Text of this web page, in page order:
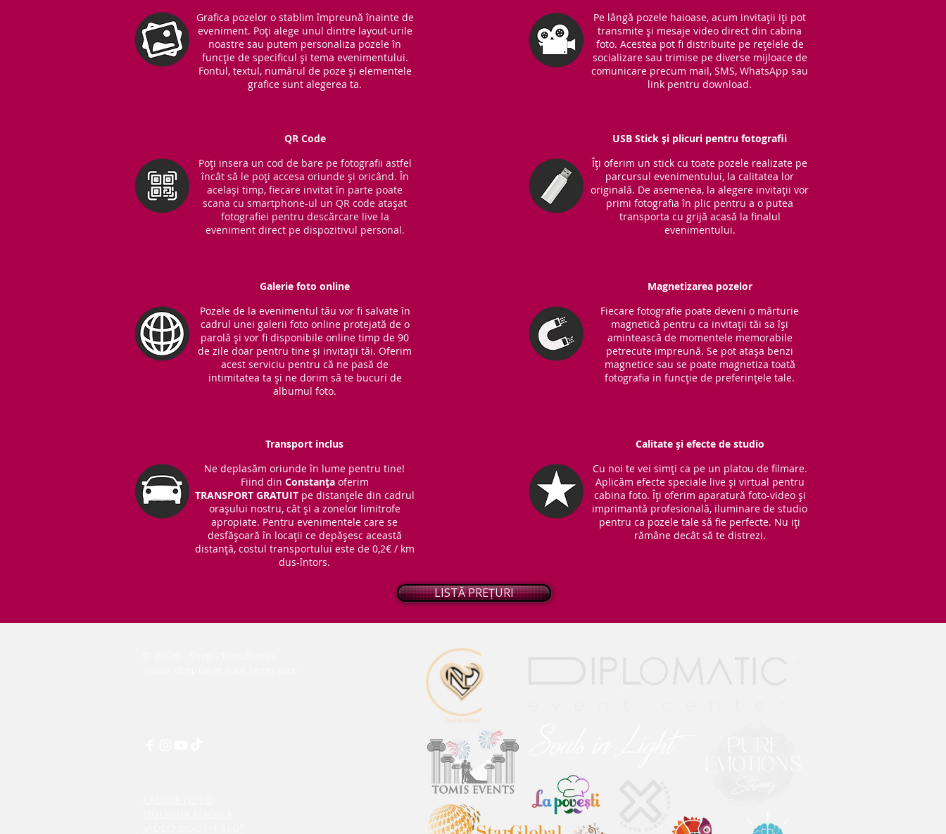
Grafica pozelor o stablim împreună înainte de
eveniment. Poți alege unul dintre layout-urile
noastre sau putem personaliza pozele în
funcție de specificul și tema evenimentului.
Fontul, textul, numărul de poze și elementele
grafice sunt alegerea ta.
QR Code
Poți insera un cod de bare pe fotografii astfel
încât să le poți accesa oriunde și oricând. În
același timp, fiecare invitat în parte poate
scana cu smartphone-ul un QR code atașat
fotografiei pentru descărcare live la
eveniment direct pe dispozitivul personal.
Galerie foto online
Pozele de la evenimentul tău vor fi salvate în
cadrul unei galerii foto online protejată de o
parolă și vor fi disponibile online timp de 90
de zile doar pentru tine și invitații tăi. Oferim
acest serviciu pentru că ne pasă de
intimitatea ta și ne dorim să te bucuri de
albumul foto.
Transport inclus
Ne deplasăm oriunde în lume pentru tine!
Fiind din Constanța oferim
TRANSPORT GRATUITpe distanțele din cadrul
orașului nostru, cât și a zonelor limitrofe
apropiate. Pentru evenimentele care se
desfășoară în locații ce depășesc această
distanță, costul transportului este de 0,2€ / km
dus-întors.
Pe lângă pozele haioase, acum invitații iți pot
transmite și mesaje video direct din cabina
foto. Acestea pot fi distribuite pe rețelele de
socializare sau trimise pe diverse mijloace de
comunicare precum mail, SMS, WhatsApp sau
link pentru download.
USB Stick și plicuri pentru fotografii
Îți oferim un stick cu toate pozele realizate pe
parcursul evenimentului, la calitatea lor
originală. De asemenea, la alegere invitații vor
primi fotografia în plic pentru a o putea
transporta cu grijă acasă la finalul
evenimentului.
Magnetizarea pozelor
Fiecare fotografie poate deveni o mărturie
magnetică pentru ca invitații tăi sa își
amintească de momentele memorabile
petrecute impreună. Se pot atașa benzi
magnetice sau se poate magnetiza toată
fotografia in funcție de preferințele tale.
Calitate și efecte de studio
Cu noi te vei simți ca pe un platou de filmare.
Aplicăm efecte speciale live și virtual pentru
cabina foto. Îți oferim aparatură foto-video și
imprimantă profesională, iluminare de studio
pentru ca pozele tale să fie perfecte. Nu iți
rămâne decât să te distrezi.
LISTĂ PREȚURI